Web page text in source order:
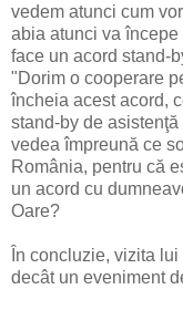
vedem atunci cum
abia atunci va
face un acord stand-
"Dorim o cooperare
încheia acest acord,
stand-by de
vedea împreună ce
România, pentru că
un acord cu
Oare?
În concluzie, vizita
decât un eveniment